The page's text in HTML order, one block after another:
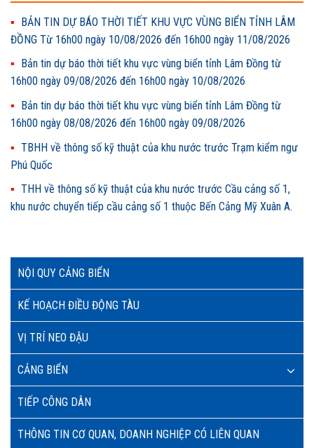
NỘI QUY CẢNG BIỂN
KẾ HOẠCH ĐIỀU ĐỘNG TÀU
VỊ TRÍ NEO ĐẬU
CẢNG BIỂN
TIẾP CÔNG DÂN
THÔNG TIN CƠ QUAN, DOANH NGHIỆP CÓ LIÊN QUAN
BẢN TIN DỰ BÁO THỜI TIẾT KHU VỰC VÙNG BIỂN TỈNH LÂM
ĐỒNG Từ 16h00 ngày 10/08/2026 đến 16h00 ngày 11/08/2026
Bản tin dự báo thời tiết khu vực vùng biển tỉnh Lâm Đồng từ
16h00 ngày 09/08/2026 đến 16h00 ngày 10/08/2026
Bản tin dự báo thời tiết khu vực vùng biển tỉnh Lâm Đồng từ
16h00 ngày 08/08/2026 đến 16h00 ngày 09/08/2026
TBHH về thông số kỹ thuật của khu nước trước Trạm kiểm ngư
Phú Quốc
THH về thông số kỹ thuật của khu nước trước Cầu cảng số 1,
khu nước chuyển tiếp cầu cảng số 1 thuộc Bến Cảng Mỹ Xuân A.